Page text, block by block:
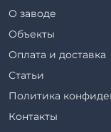
Фермы
Фундаментные
Фундаменты
Шахты лифтов
Шпалы
Элементы
Серия
ТП
ТПР
Шифр
Рабочие чертежи
ВСН
О заводе
Объекты
Оплата и доставка
Статьи
Политика
Контакты